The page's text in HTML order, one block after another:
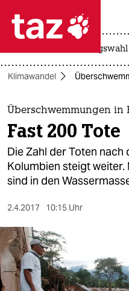
 taz
taz zahl
themen
politik
öko
sport
berlin
Klimawandel
Überschwemmungen in
Fast 200 Tote
Die Zahl der Toten
Kolumbien steigt
sind in den
2.4.2017 10:15 Uhr